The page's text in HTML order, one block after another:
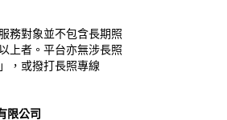
務對象並不包含長期照
上者。平台亦無涉長照
，或撥打長照專線
限公司